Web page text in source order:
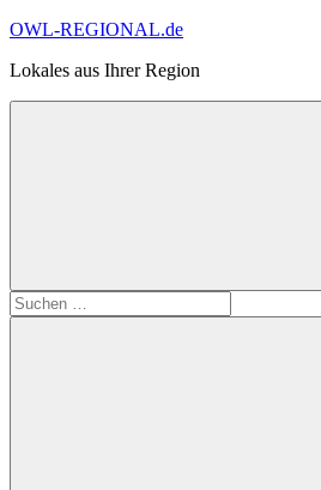
Zum
springen
OWL-REGIONAL.de
Lokales aus Ihrer Region
Suchformular
öffnen
Suchen
nach: